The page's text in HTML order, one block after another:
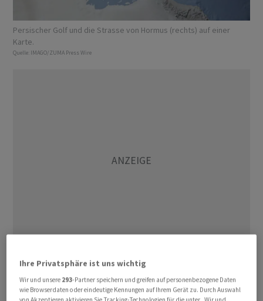
Persischer Golf und die Strasse von Hormus (rechts) auf einer
Karte.
Quelle: IMAGO/ZUMA Press Wire
Ein Barrel (159 Liter) Rohölder Nordseesorte
Lieferung im August kostete zuletzt 91,88 US-Dollar.
Damit fiel der Preis der globalen Referenzsorte um 2,51
Ihre Privatsphäre ist uns wichtig
Wir und unsere 293-Partner speichern und greifen auf personenbezogene Daten
wie Browserdaten oder eindeutige Kennungen auf Ihrem Gerät zu. Durch Auswahl